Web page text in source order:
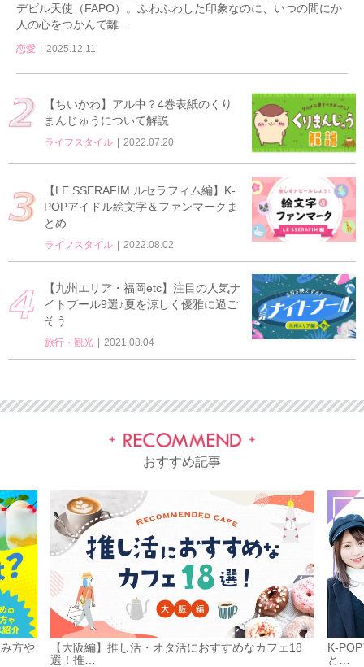
デビル天使（FAPO）。ふわふわした印象なのに、いつの間にか
人の心をつかんで離...
恋愛 2025.12.11
【ちいかわ】アル中？4巻表紙のくり
まんじゅうについて解説
ライフスタイル 2022.07.20
【LE SSERAFIM ルセラフィム編】K-
POPアイドル絵文字＆ファンマークま
とめ
ライフスタイル 2022.08.02
【九州エリア・福岡etc】注目の人気ナ
イトプール9選♪夏を涼しく優雅に過ご
そう
旅行・観光 2021.08.04
おすすめ記事
方や
【大阪編】推し活・オタ活におすすめなカフェ18
選！推…
K-
と…